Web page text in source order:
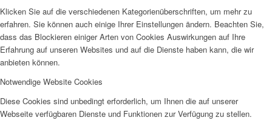
Klicken Sie auf die verschiedenen Kategorienüberschriften, um mehr zu
erfahren. Sie können auch einige Ihrer Einstellungen ändern. Beachten Sie,
dass das Blockieren einiger Arten von Cookies Auswirkungen auf Ihre
Erfahrung auf unseren Websites und auf die Dienste haben kann, die wir
anbieten können.
Notwendige Website Cookies
Diese Cookies sind unbedingt erforderlich, um Ihnen die auf unserer
Webseite verfügbaren Dienste und Funktionen zur Verfügung zu stellen.